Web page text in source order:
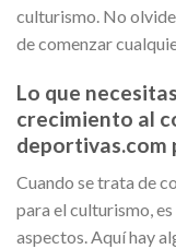
culturismo. No
de comenzar
Lo que
crecimiento al
deportivas.com
Cuando se trata de
para el culturismo,
aspectos. Aquí hay